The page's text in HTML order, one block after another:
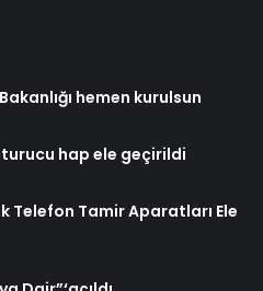
hemen kurulsun
hap ele geçirildi
Telefon Tamir Aparatları Ele